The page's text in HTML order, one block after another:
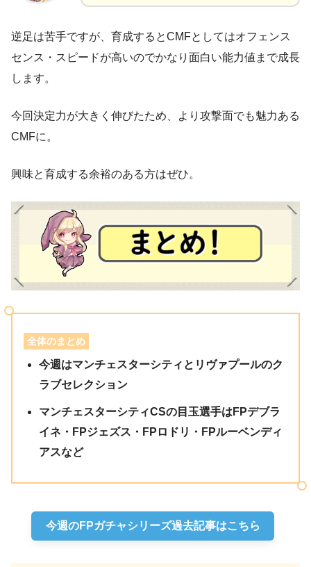
逆足は苦手ですが、育成するとCMFとしてはオフェンス
センス・スピードが高いのでかなり面白い能力値まで成長
します。
今回決定力が大きく伸びたため、より攻撃面でも魅力ある
CMFに。
興味と育成する余裕のある方はぜひ。
全体のまとめ
今週はマンチェスターシティとリヴァプールのク
ラブセレクション
マンチェスターシティCSの目玉選手はFPデブラ
イネ・FPジェズス・FPロドリ・FPルーベンディ
アスなど
今週のFPガチャシリーズ過去記事はこちら